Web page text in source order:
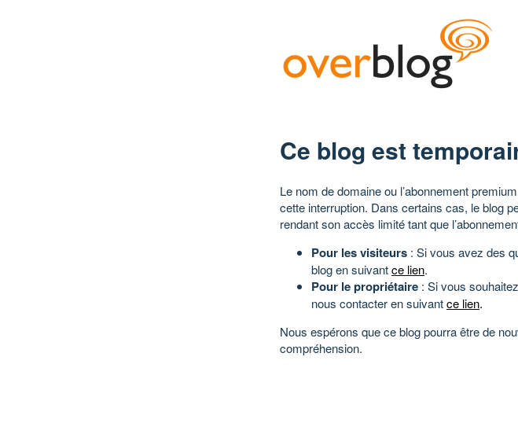
Ce blog est
Le nom de domaine ou l’abonnement
cette interruption. Dans certains cas, le blog
rendant son accès limité tant que
Pour les visiteurs : Si vous avez des
blog en suivantce lien.
Pour le propriétaire : Si vous
nous contacter en suivantce lien.
Nous espérons que ce blog pourra être de
compréhension.